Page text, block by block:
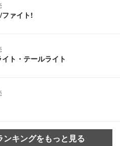
ァイト!
ト・テールライト
キングをもっと見る